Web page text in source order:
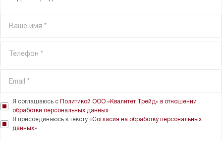
Я соглашаюсь с Политикой ООО «Квалитет Трейд» в отношении
обработки персональных данных
Я присоединяюсь к тексту «Согласия на обработку персональных
данных»